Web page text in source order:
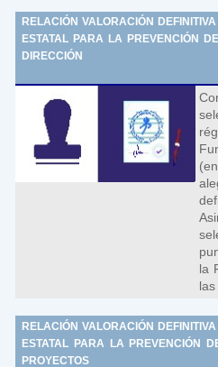
RELACIÓN VALORACIÓN
ESTATAL PARA LA PREVENCIÓN
DIRECCIÓN
la
RELACIÓN VALORACIÓN
ESTATAL PARA LA PREVENCIÓN
PROYECTOS